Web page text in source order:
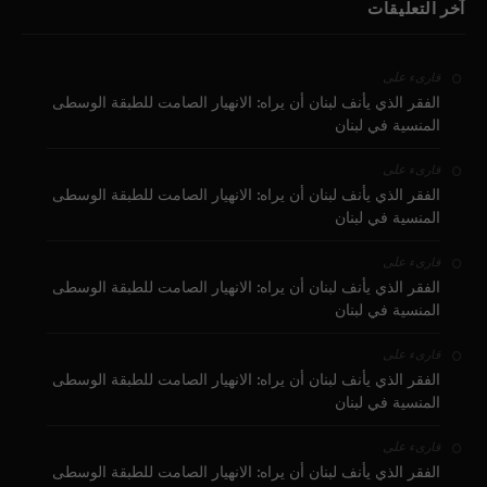
آخر التعليقات
قارىء على
الفقر الذي يأنف لبنان أن يراه: الانهيار الصامت للطبقة الوسطى
المنسية في لبنان
قارىء على
الفقر الذي يأنف لبنان أن يراه: الانهيار الصامت للطبقة الوسطى
المنسية في لبنان
قارىء على
الفقر الذي يأنف لبنان أن يراه: الانهيار الصامت للطبقة الوسطى
المنسية في لبنان
قارىء على
الفقر الذي يأنف لبنان أن يراه: الانهيار الصامت للطبقة الوسطى
المنسية في لبنان
قارىء على
الفقر الذي يأنف لبنان أن يراه: الانهيار الصامت للطبقة الوسطى